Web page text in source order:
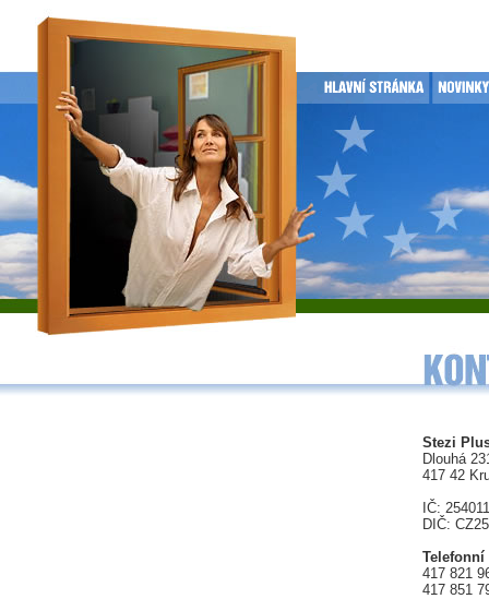
Stezi
Dlouhá
417 42
IČ:
DIČ:
417 821
417 851